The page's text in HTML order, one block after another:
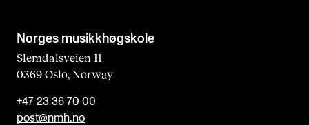
Norges musikk­høgskole
Slemdalsveien 11
0369 Oslo, Norway
+47 23 36 70 00
post@nmh.no